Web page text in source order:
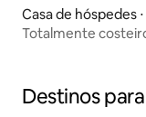
Casa de hóspedes
Totalmente
Destinos